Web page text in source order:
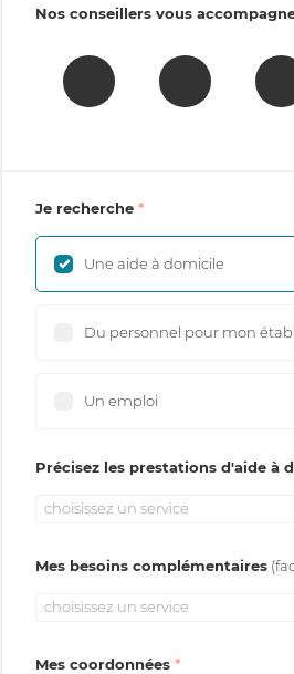
Nos conseillers vous
Je recherche
Une aide à domicile
Du personnel pour mon
Un emploi
Précisez les prestations d'aide à
choisissez un service
Mes besoins complémentaires
choisissez un service
Mes coordonnées